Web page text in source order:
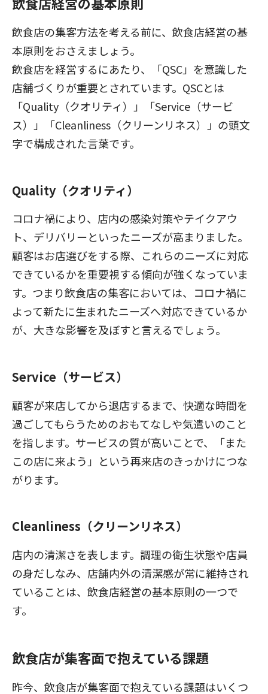
飲食店の集客方法を考える前に、飲食店経営の基
本原則をおさえましょう。
飲食店を経営するにあたり、「QSC」を意識した
店舗づくりが重要とされています。QSCとは
「Quality（クオリティ）」「Service（サービ
ス）」「Cleanliness（クリーンリネス）」の頭文
字で構成された言葉です。
Quality（クオリティ）
コロナ禍により、店内の感染対策やテイクアウ
ト、デリバリーといったニーズが高まりました。
顧客はお店選びをする際、これらのニーズに対応
できているかを重要視する傾向が強くなっていま
す。つまり飲食店の集客においては、コロナ禍に
よって新たに生まれたニーズへ対応できているか
が、大きな影響を及ぼすと言えるでしょう。
Service（サービス）
顧客が来店してから退店するまで、快適な時間を
過ごしてもらうためのおもてなしや気遣いのこと
を指します。サービスの質が高いことで、「また
この店に来よう」という再来店のきっかけにつな
がります。
Cleanliness（クリーンリネス）
店内の清潔さを表します。調理の衛生状態や店員
の身だしなみ、店舗内外の清潔感が常に維持され
ていることは、飲食店経営の基本原則の一つで
す。
飲食店が集客面で抱えている課題
昨今、飲食店が集客面で抱えている課題はいくつ